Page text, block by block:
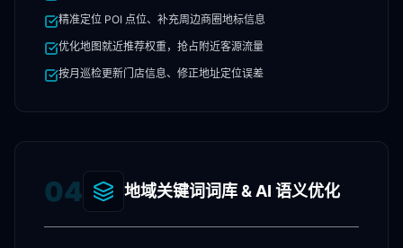
精准定位 POI 点位、补充周边商圈地标信息
优化地图就近推荐权重，抢占附近客源流量
按月巡检更新门店信息、修正地址定位误差
04 地域关键词词库 & AI 语义优化